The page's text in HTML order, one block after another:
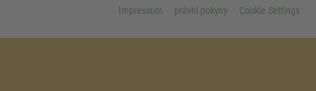
Impressum právní pokyny Cookie Settings